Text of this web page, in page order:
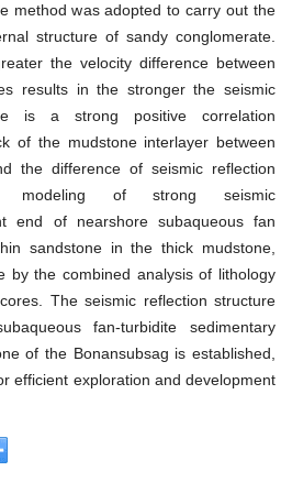
method was adopted to carry out the
structure of sandy conglomerate.
the velocity difference between
results in the stronger the seismic
is a strong positive correlation
of the mudstone interlayer between
the difference of seismic reflection
modeling of strong seismic
end of nearshore subaqueous fan
sandstone in the thick mudstone,
by the combined analysis of lithology
The seismic reflection structure
fan-turbidite sedimentary
of the Bonansubsag is established,
efficient exploration and development